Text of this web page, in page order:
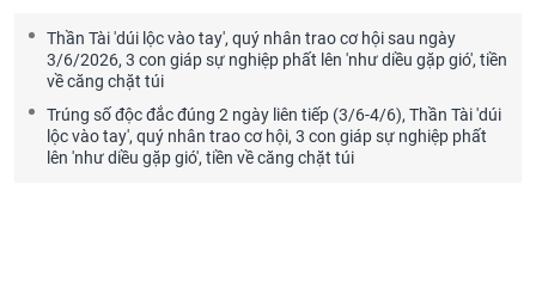
Thần Tài 'dúi lộc vào tay', quý nhân trao cơ hội sau ngày
3/6/2026, 3 con giáp sự nghiệp phất lên 'như diều gặp gió', tiền
về căng chặt túi
Trúng số độc đắc đúng 2 ngày liên tiếp (3/6-4/6), Thần Tài 'dúi
lộc vào tay', quý nhân trao cơ hội, 3 con giáp sự nghiệp phất
lên 'như diều gặp gió', tiền về căng chặt túi